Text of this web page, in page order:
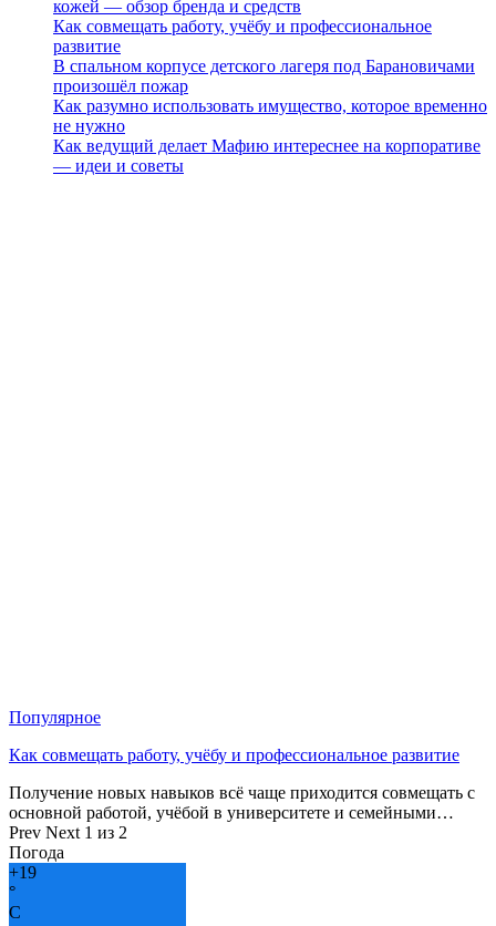
кожей — обзор бренда и средств
Как совмещать работу, учёбу и профессиональное
развитие
В спальном корпусе детского лагеря под Барановичами
произошёл пожар
Как разумно использовать имущество, которое временно
не нужно
Как ведущий делает Мафию интереснее на корпоративе
— идеи и советы
Популярное
Как совмещать работу, учёбу и профессиональное развитие
Получение новых навыков всё чаще приходится совмещать с
основной работой, учёбой в университете и семейными…
Prev Next 1 из 2
Погода
+19
°
C